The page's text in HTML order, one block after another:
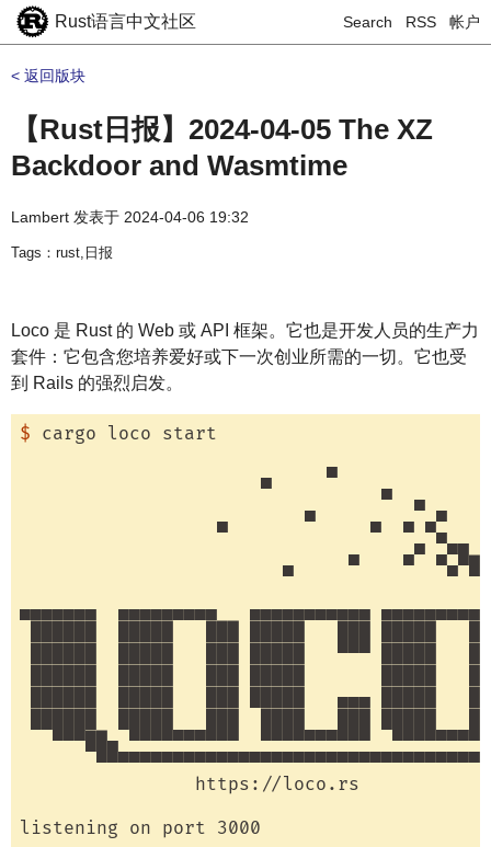
Rust语言中文社区 Search RSS 帐户
< 返回版块
【Rust日报】2024-04-05 The XZ
Backdoor and Wasmtime
Lambert 发表于 2024-04-06 19:32
Tags：rust,日报
Loco 是 Rust 的 Web 或 API 框架。它也是开发人员的生产力
套件：它包含您培养爱好或下一次创业所需的一切。它也受
到 Rails 的强烈启发。
$ cargo loco start
                      ▄     ▀
                                 ▀  ▄
                  ▄       ▀     ▄  ▄ ▄▀
                                    ▄ ▀▄▄
                        ▄     ▀    ▀  ▀▄▀█▄
▄▄▄▄▄▄▄  ▄▄▄▄▄▄▄▄▄   ▄▄▄▄▄▄▄▄▄▄▄ ▄▄▄▄▄▄▄▄▄
██████  █████   ███ █████   ▀▀▀ █████
██████  █████   ███ █████   ▄▄▄ █████
▀▀▀██▄ ▀▀▀▀▀▀▀▀▀▀  ▀▀▀▀▀▀▀▀▀▀
                https://loco.rs